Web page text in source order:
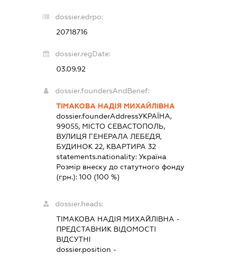
dossier.edrpo:
20718716
dossier.regDate:
03.09.92
dossier.foundersAndBenef:
ТІМАКОВА НАДІЯ МИХАЙЛІВНА
dossier.founderAddressУКРАЇНА,
99055, МІСТО СЕВАСТОПОЛЬ,
ВУЛИЦЯ ГЕНЕРАЛА ЛЕБЕДЯ,
БУДИНОК 22, КВАРТИРА 32
statements.nationality:Україна
Розмір внеску до статутного фонду
(грн.):100 (100 %)
dossier.heads:
ТІМАКОВА НАДІЯ МИХАЙЛІВНА -
ПРЕДСТАВНИК ВІДОМОСТІ
ВІДСУТНІ
dossier.position -